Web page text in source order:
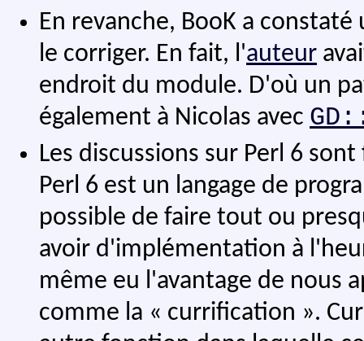
En revanche, BooK a
le corriger. En fait, l'auteur
endroit du module. D'où un
également à Nicolas avec
Les discussions sur Perl 6
Perl 6 est un langage de
possible de faire tout ou
avoir d'implémentation à
même eu l'avantage de nous
comme la « currification ».